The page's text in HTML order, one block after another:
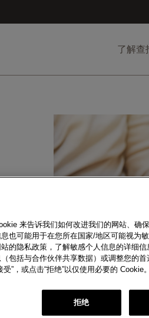
了解查
来告诉我们如何改进我们的网站、确
也可能用于在您所在国家/地区可能视为
的隐私政策，了解敏感个人信息的详细信
包括与合作伙伴共享数据）或调整您的首
”，或点击“拒绝”以仅使用必要的 Cookie。
拒绝